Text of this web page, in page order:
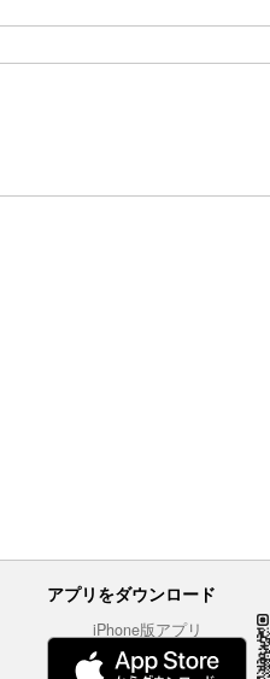
アプリをダウンロード
iPhone版アプリ